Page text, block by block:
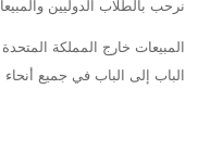
نرحب بالطلاب الدوليين
المبيعات خارج المملكة
الباب إلى الباب في جميع أنحاء